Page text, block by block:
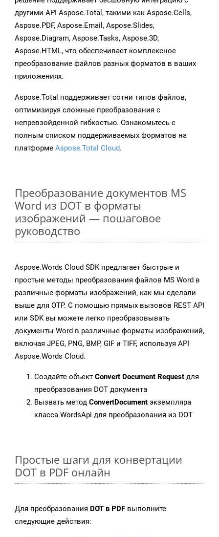
другими API Aspose.Total, такими как Aspose.Cells,
Aspose.PDF, Aspose.Email, Aspose.Slides,
Aspose.Diagram, Aspose.Tasks, Aspose.3D,
Aspose.HTML, что обеспечивает комплексное
преобразование файлов разных форматов в ваших
приложениях.
Aspose.Total поддерживает сотни типов файлов,
оптимизируя сложные преобразования с
непревзойденной гибкостью. Ознакомьтесь с
полным списком поддерживаемых форматов на
платформе Aspose.Total Cloud.
Преобразование документов MS
Word из DOT в форматы
изображений — пошаговое
руководство
Aspose.Words Cloud SDK предлагает быстрые и
простые методы преобразования файлов MS Word в
различные форматы изображений, как мы сделали
выше для OTP. С помощью прямых вызовов REST API
или SDK вы можете легко преобразовывать
документы Word в различные форматы изображений,
включая JPEG, PNG, BMP, GIF и TIFF, используя API
Aspose.Words Cloud.
Создайте объект Convert Document Request для
преобразования DOT документа
Вызвать метод ConvertDocument экземпляра
класса WordsApi для преобразования из DOT
Простые шаги для конвертации
DOT в PDF онлайн
Для преобразования DOT в PDF выполните
следующие действия: